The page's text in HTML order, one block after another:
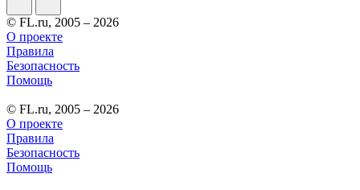
© FL.ru, 2005 – 2026
О проекте
Правила
Безопасность
Помощь
© FL.ru, 2005 – 2026
О проекте
Правила
Безопасность
Помощь